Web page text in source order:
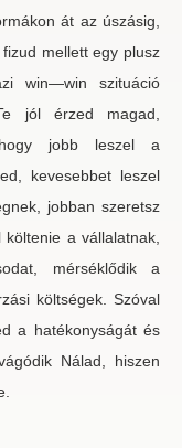
át az úszásig,
mellett egy plusz
win—win szituáció
jól érzed magad,
hogy jobb leszel a
kevesebbet leszel
jobban szeretsz
a vállalatnak,
mérséklődik a
költségek. Szóval
a hatékonyságát és
Nálad, hiszen